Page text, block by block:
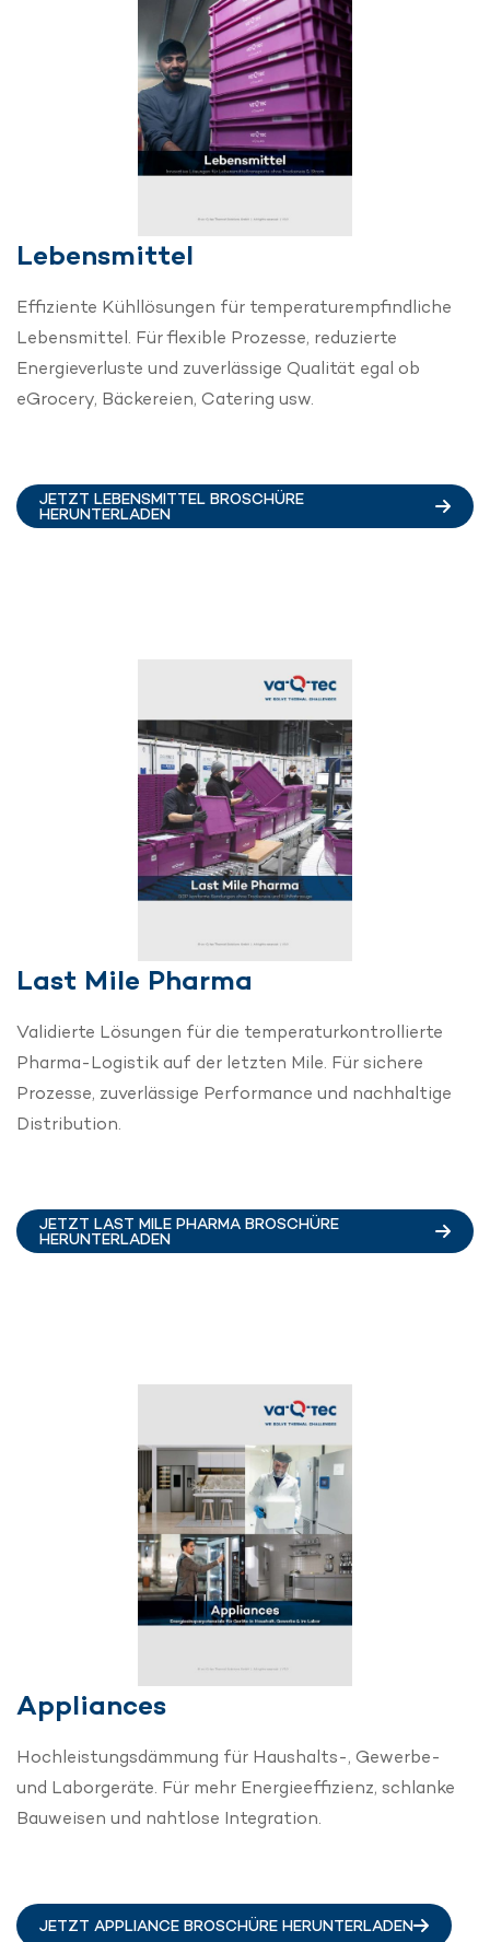
Lebensmittel
Effiziente Kühllösungen für temperaturempfindliche
Lebensmittel. Für flexible Prozesse, reduzierte
Energieverluste und zuverlässige Qualität egal ob
eGrocery, Bäckereien, Catering usw.
JETZT LEBENSMITTEL BROSCHÜRE
HERUNTERLADEN
Last Mile Pharma
Validierte Lösungen für die temperaturkontrollierte
Pharma-Logistik auf der letzten Mile. Für sichere
Prozesse, zuverlässige Performance und nachhaltige
Distribution.
JETZT LAST MILE PHARMA BROSCHÜRE
HERUNTERLADEN
Appliances
Hochleistungsdämmung für Haushalts-, Gewerbe-
und Laborgeräte. Für mehr Energieeffizienz, schlanke
Bauweisen und nahtlose Integration.
JETZT APPLIANCE BROSCHÜRE HERUNTERLADEN